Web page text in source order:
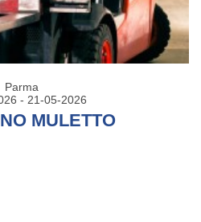
Parma
- 21-05-2026
MULETTO